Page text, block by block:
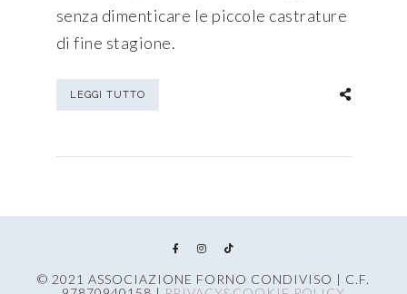
senza dimenticare le piccole castrature
di fine stagione.
LEGGI TUTTO
© 2021 ASSOCIAZIONE FORNO CONDIVISO | C.F.